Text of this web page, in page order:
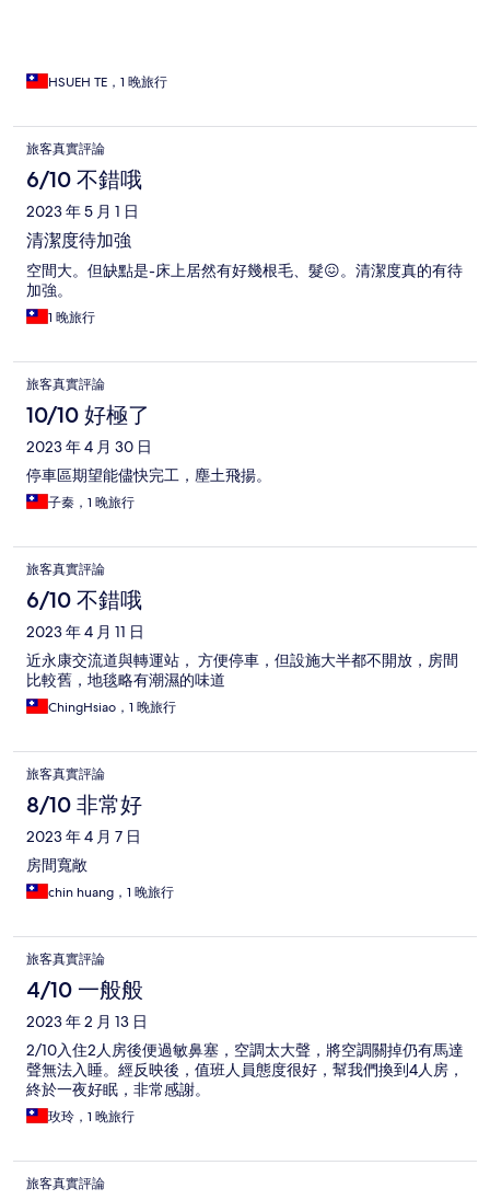
HSUEH TE，1 晚旅行
旅客真實評論
6/10 不錯哦
2023 年 5 月 1 日
清潔度待加強
空間大。但缺點是-床上居然有好幾根毛、髮😖。清潔度真的有待
加強。
1 晚旅行
旅客真實評論
10/10 好極了
2023 年 4 月 30 日
停車區期望能儘快完工，塵土飛揚。
子秦，1 晚旅行
旅客真實評論
6/10 不錯哦
2023 年 4 月 11 日
近永康交流道與轉運站， 方便停車，但設施大半都不開放，房間
比較舊，地毯略有潮濕的味道
ChingHsiao，1 晚旅行
旅客真實評論
8/10 非常好
2023 年 4 月 7 日
房間寬敞
chin huang，1 晚旅行
旅客真實評論
4/10 一般般
2023 年 2 月 13 日
2/10入住2人房後便過敏鼻塞，空調太大聲，將空調關掉仍有馬達
聲無法入睡。經反映後，值班人員態度很好，幫我們換到4人房，
終於一夜好眠，非常感謝。
玫玲，1 晚旅行
旅客真實評論